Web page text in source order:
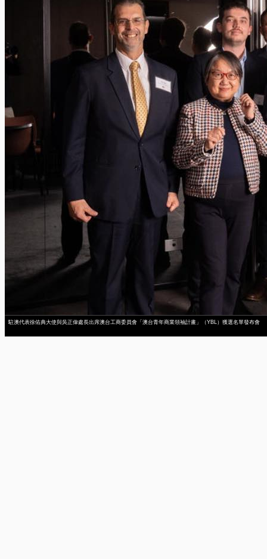
駐澳代表徐佑典大使與吳正偉處長出席澳台工商委員會「澳台青年商業領袖計畫」（YBL）獲選名單發布會